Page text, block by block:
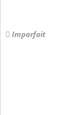
Imparfait